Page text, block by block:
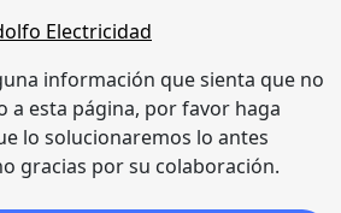
Electricidad
información que sienta que no
a esta página, por favor haga
lo solucionaremos lo antes
gracias por su colaboración.